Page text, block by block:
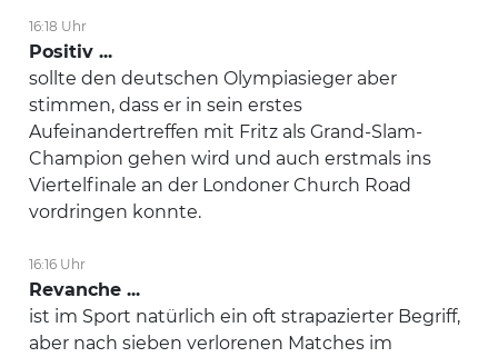
16:18 Uhr
Positiv ...
sollte den deutschen Olympiasieger aber
stimmen, dass er in sein erstes
Aufeinandertreffen mit Fritz als Grand-Slam-
Champion gehen wird und auch erstmals ins
Viertelfinale an der Londoner Church Road
vordringen konnte.
16:16 Uhr
Revanche ...
ist im Sport natürlich ein oft strapazierter Begriff,
aber nach sieben verlorenen Matches im